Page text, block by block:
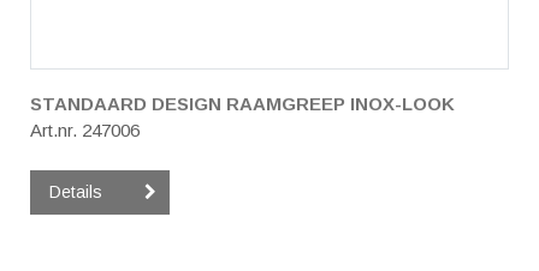
STANDAARD DESIGN RAAMGREEP INOX-LOOK
Art.nr. 247006
Details